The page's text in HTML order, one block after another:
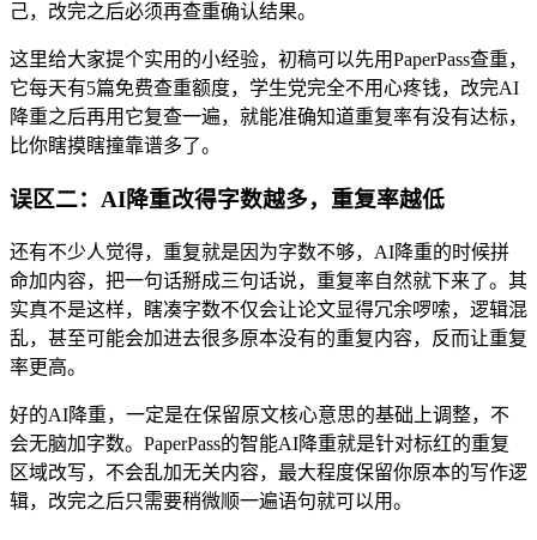
己，改完之后必须再查重确认结果。
这里给大家提个实用的小经验，初稿可以先用PaperPass查重，
它每天有5篇免费查重额度，学生党完全不用心疼钱，改完AI
降重之后再用它复查一遍，就能准确知道重复率有没有达标，
比你瞎摸瞎撞靠谱多了。
误区二：AI降重改得字数越多，重复率越低
还有不少人觉得，重复就是因为字数不够，AI降重的时候拼
命加内容，把一句话掰成三句话说，重复率自然就下来了。其
实真不是这样，瞎凑字数不仅会让论文显得冗余啰嗦，逻辑混
乱，甚至可能会加进去很多原本没有的重复内容，反而让重复
率更高。
好的AI降重，一定是在保留原文核心意思的基础上调整，不
会无脑加字数。PaperPass的智能AI降重就是针对标红的重复
区域改写，不会乱加无关内容，最大程度保留你原本的写作逻
辑，改完之后只需要稍微顺一遍语句就可以用。